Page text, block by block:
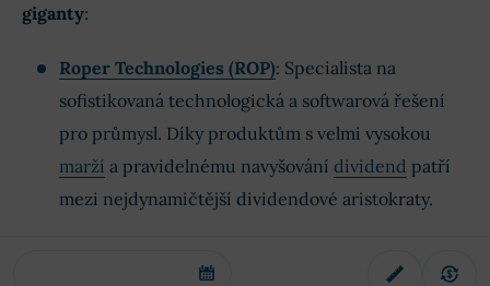
giganty:
Roper Technologies (ROP): Specialista na
sofistikovaná technologická a softwarová řešení
pro průmysl. Díky produktům s velmi vysokou
marží a pravidelnému navyšování dividend patří
mezi nejdynamičtější dividendové aristokraty.